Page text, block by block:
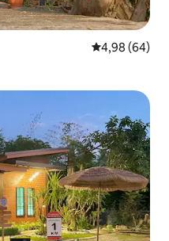
4,98 de uma
4,98 (64)